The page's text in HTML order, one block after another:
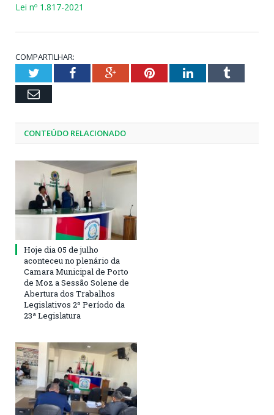
Lei nº 1.817-2021
COMPARTILHAR:
TwitterFacebookGoogle+PinterestLinkedInTumblr
Email
CONTEÚDO RELACIONADO
Hoje dia 05 de julho
aconteceu no plenário da
Camara Municipal de Porto
de Moz a Sessão Solene de
Abertura dos Trabalhos
Legislativos 2º Período da
23ª Legislatura